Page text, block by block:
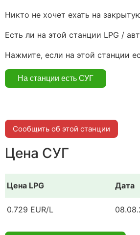
Никто не хочет ехать на
Есть ли на этой станции LPG /
Нажмите, если на этой станции
Сообщить об этой станции
Цена СУГ
Цена LPG Дата
0.729 EUR/L